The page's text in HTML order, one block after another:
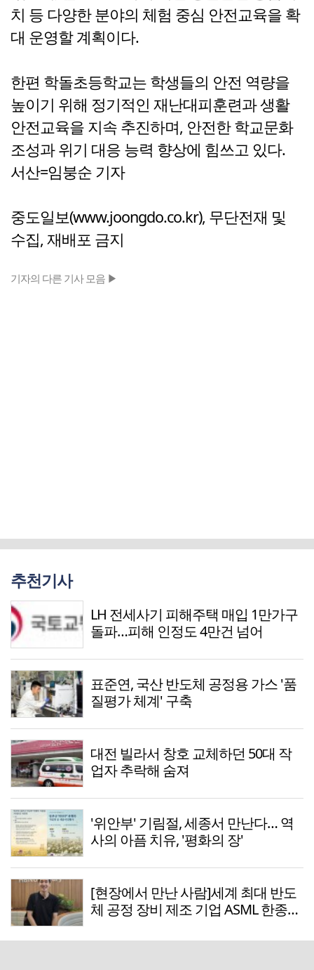
치 등 다양한 분야의 체험 중심 안전교육을 확
대 운영할 계획이다.
한편 학돌초등학교는 학생들의 안전 역량을
높이기 위해 정기적인 재난대피훈련과 생활
안전교육을 지속 추진하며, 안전한 학교문화
조성과 위기 대응 능력 향상에 힘쓰고 있다.
서산=임붕순 기자
중도일보(www.joongdo.co.kr), 무단전재 및
수집, 재배포 금지
기자의 다른 기사 모음 ▶
추천기사
LH 전세사기 피해주택 매입 1만가구
돌파…피해 인정도 4만건 넘어
표준연, 국산 반도체 공정용 가스 '품
질평가 체계' 구축
대전 빌라서 창호 교체하던 50대 작
업자 추락해 숨져
'위안부' 기림절, 세종서 만난다… 역
사의 아픔 치유, '평화의 장'
[현장에서 만난 사람]세계 최대 반도
체 공정 장비 제조 기업 ASML 한종호